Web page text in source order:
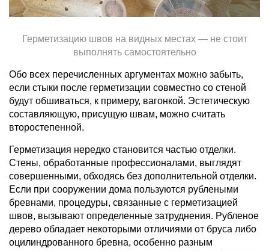
Герметизацию швов на видных местах — не стоит
выполнять самостоятельно
Обо всех перечисленных аргументах можно забыть,
если стыки после герметизации совместно со стеной
будут обшиваться, к примеру, вагонкой. Эстетическую
составляющую, присущую швам, можно считать
второстепенной.
Герметизация нередко становится частью отделки.
Стены, обработанные профессионалами, выглядят
совершенными, обходясь без дополнительной отделки.
Если при сооружении дома пользуются рублеными
бревнами, процедуры, связанные с герметизацией
швов, вызывают определенные затруднения. Рубленое
дерево обладает некоторыми отличиями от бруса либо
оцилиндрованного бревна, особенно разным